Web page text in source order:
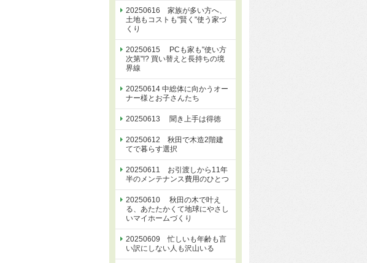
20250616 家族が多い方へ、
土地もコストも"賢く"使う家づ
くり
20250615 PCも家も"使い方
次第"!? 買い替えと長持ちの境
界線
20250614 中総体に向かうオー
ナー様とお子さんたち
20250613 聞き上手は得徳
20250612 秋田で木造2階建
てで暮らす選択
20250611 お引渡しから11年
半のメンテナンス費用のひとつ
20250610 秋田の木で叶え
る、あたたかくて地球にやさし
いマイホームづくり
20250609 忙しいも年齢も言
い訳にしない人も沢山いる